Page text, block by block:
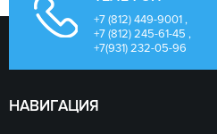
+7 (812) 449-9001 ,
+7 (812) 245-61-45 ,
+7(931) 232-05-96
НАВИГАЦИЯ